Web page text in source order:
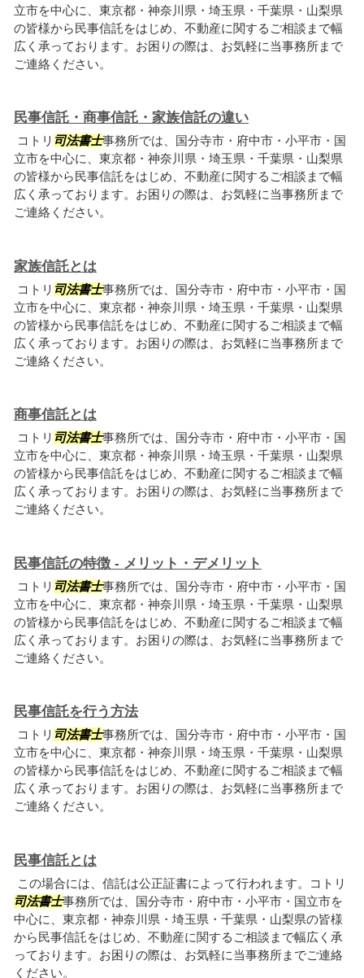
立市を中心に、東京都・神奈川県・埼玉県・千葉県・山梨県
の皆様から民事信託をはじめ、不動産に関するご相談まで幅
広く承っております。お困りの際は、お気軽に当事務所まで
ご連絡ください。
民事信託・商事信託・家族信託の違い
コトリ 司法書士事務所では、国分寺市・府中市・小平市・国
立市を中心に、東京都・神奈川県・埼玉県・千葉県・山梨県
の皆様から民事信託をはじめ、不動産に関するご相談まで幅
広く承っております。お困りの際は、お気軽に当事務所まで
ご連絡ください。
家族信託とは
コトリ 司法書士事務所では、国分寺市・府中市・小平市・国
立市を中心に、東京都・神奈川県・埼玉県・千葉県・山梨県
の皆様から民事信託をはじめ、不動産に関するご相談まで幅
広く承っております。お困りの際は、お気軽に当事務所まで
ご連絡ください。
商事信託とは
コトリ 司法書士事務所では、国分寺市・府中市・小平市・国
立市を中心に、東京都・神奈川県・埼玉県・千葉県・山梨県
の皆様から民事信託をはじめ、不動産に関するご相談まで幅
広く承っております。お困りの際は、お気軽に当事務所まで
ご連絡ください。
民事信託の特徴 - メリット・デメリット
コトリ 司法書士事務所では、国分寺市・府中市・小平市・国
立市を中心に、東京都・神奈川県・埼玉県・千葉県・山梨県
の皆様から民事信託をはじめ、不動産に関するご相談まで幅
広く承っております。お困りの際は、お気軽に当事務所まで
ご連絡ください。
民事信託を行う方法
コトリ 司法書士事務所では、国分寺市・府中市・小平市・国
立市を中心に、東京都・神奈川県・埼玉県・千葉県・山梨県
の皆様から民事信託をはじめ、不動産に関するご相談まで幅
広く承っております。お困りの際は、お気軽に当事務所まで
ご連絡ください。
民事信託とは
この場合には、信託は公正証書によって行われます。コトリ
司法書士事務所では、国分寺市・府中市・小平市・国立市を
中心に、東京都・神奈川県・埼玉県・千葉県・山梨県の皆様
から民事信託をはじめ、不動産に関するご相談まで幅広く承
っております。お困りの際は、お気軽に当事務所までご連絡
ください。